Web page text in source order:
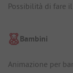
Possibilità di fare
Bambini
Animazione per